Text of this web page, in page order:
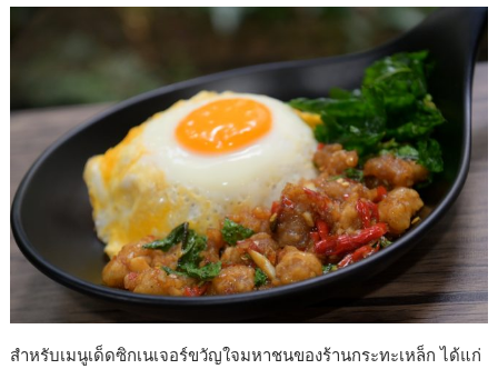
สำหรับเมนูเด็ดซิกเนเจอร์ขวัญใจมหาชนของร้านกระทะเหล็ก ได้แก่